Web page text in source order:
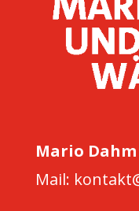
Mario Dahm
Mail: